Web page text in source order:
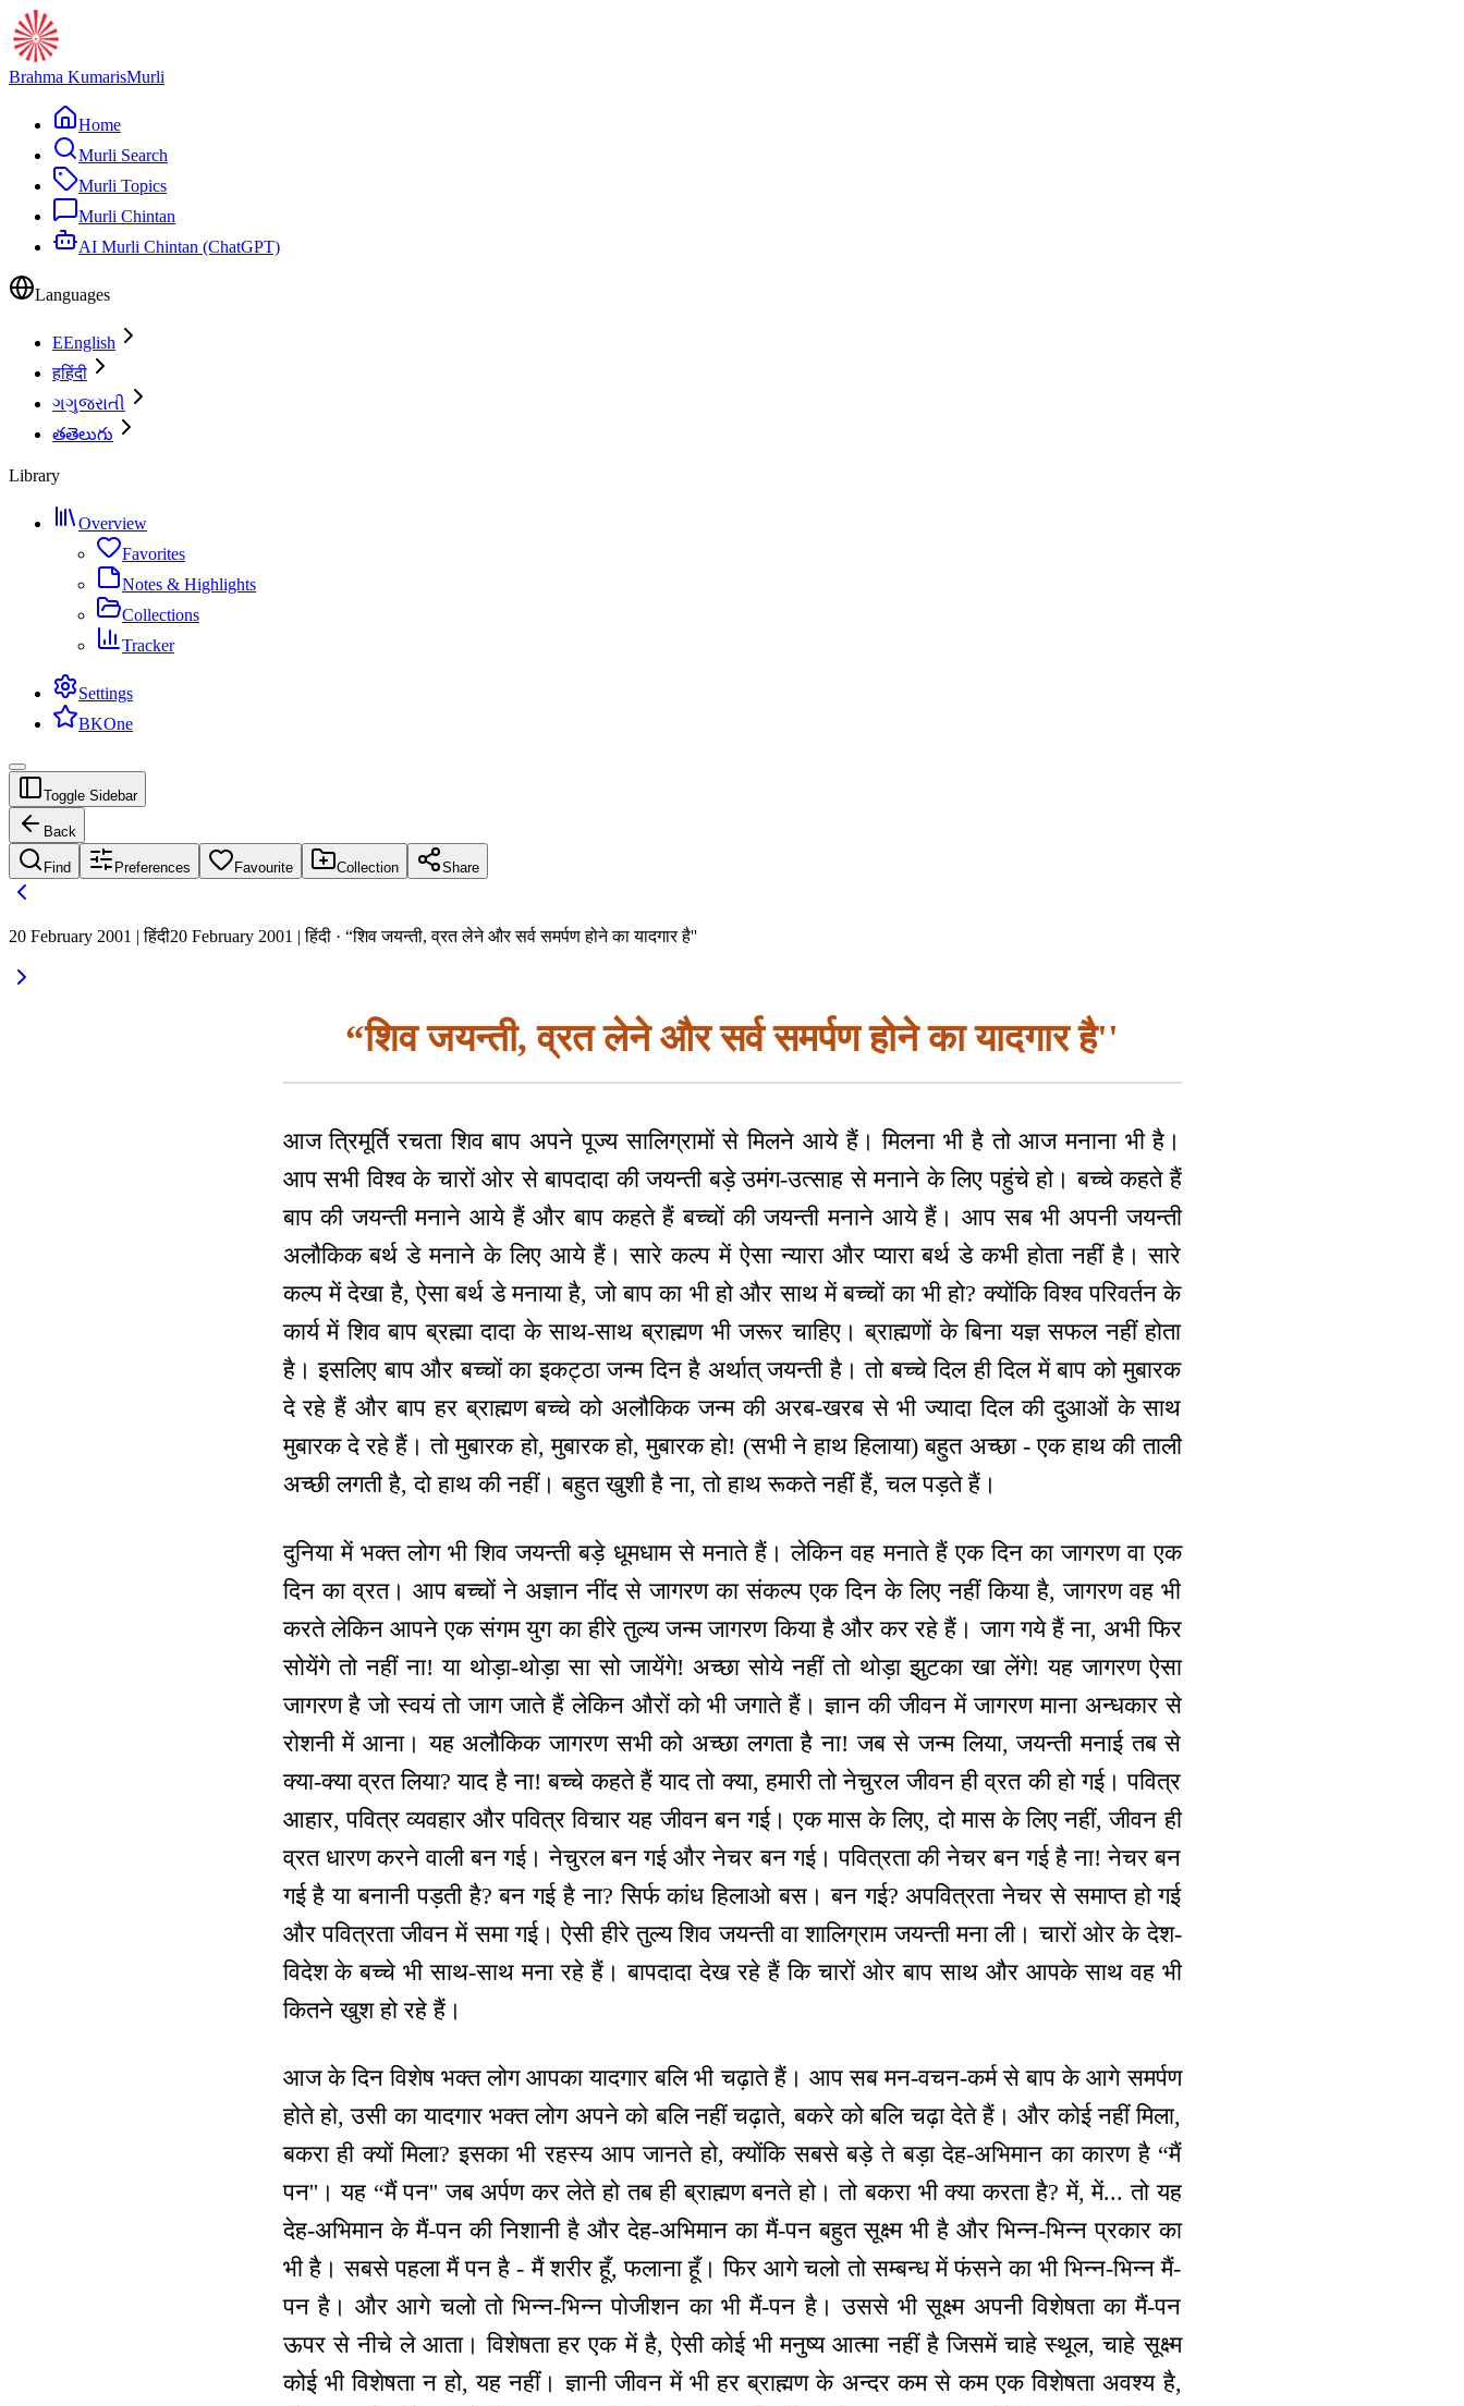
Brahma KumarisMurli
Home
Murli Search
Murli Topics
Murli Chintan
AI Murli Chintan (ChatGPT)
Languages
EEnglish
हहिंदी
ગગુજરાતી
తతెలుగు
Library
Overview
Favorites
Notes & Highlights
Collections
Tracker
Settings
BKOne
Toggle Sidebar
Back
Find Preferences Favourite Collection Share
20 February 2001 | हिंदी20 February 2001 | हिंदी · “शिव जयन्ती, व्रत लेने और सर्व समर्पण होने का यादगार है''
“शिव जयन्ती, व्रत लेने और सर्व समर्पण होने का यादगार है''
आज त्रिमूर्ति रचता शिव बाप अपने पूज्य सालिग्रामों से मिलने आये हैं। मिलना भी है तो आज मनाना भी है।
आप सभी विश्व के चारों ओर से बापदादा की जयन्ती बड़े उमंग-उत्साह से मनाने के लिए पहुंचे हो। बच्चे कहते हैं
बाप की जयन्ती मनाने आये हैं और बाप कहते हैं बच्चों की जयन्ती मनाने आये हैं। आप सब भी अपनी जयन्ती
अलौकिक बर्थ डे मनाने के लिए आये हैं। सारे कल्प में ऐसा न्यारा और प्यारा बर्थ डे कभी होता नहीं है। सारे
कल्प में देखा है, ऐसा बर्थ डे मनाया है, जो बाप का भी हो और साथ में बच्चों का भी हो? क्योंकि विश्व परिवर्तन के
कार्य में शिव बाप ब्रह्मा दादा के साथ-साथ ब्राह्मण भी जरूर चाहिए। ब्राह्मणों के बिना यज्ञ सफल नहीं होता
है। इसलिए बाप और बच्चों का इकट्ठा जन्म दिन है अर्थात् जयन्ती है। तो बच्चे दिल ही दिल में बाप को मुबारक
दे रहे हैं और बाप हर ब्राह्मण बच्चे को अलौकिक जन्म की अरब-खरब से भी ज्यादा दिल की दुआओं के साथ
मुबारक दे रहे हैं। तो मुबारक हो, मुबारक हो, मुबारक हो! (सभी ने हाथ हिलाया) बहुत अच्छा - एक हाथ की ताली
अच्छी लगती है, दो हाथ की नहीं। बहुत खुशी है ना, तो हाथ रूकते नहीं हैं, चल पड़ते हैं।
दुनिया में भक्त लोग भी शिव जयन्ती बड़े धूमधाम से मनाते हैं। लेकिन वह मनाते हैं एक दिन का जागरण वा एक
दिन का व्रत। आप बच्चों ने अज्ञान नींद से जागरण का संकल्प एक दिन के लिए नहीं किया है, जागरण वह भी
करते लेकिन आपने एक संगम युग का हीरे तुल्य जन्म जागरण किया है और कर रहे हैं। जाग गये हैं ना, अभी फिर
सोयेंगे तो नहीं ना! या थोड़ा-थोड़ा सा सो जायेंगे! अच्छा सोये नहीं तो थोड़ा झुटका खा लेंगे! यह जागरण ऐसा
जागरण है जो स्वयं तो जाग जाते हैं लेकिन औरों को भी जगाते हैं। ज्ञान की जीवन में जागरण माना अन्धकार से
रोशनी में आना। यह अलौकिक जागरण सभी को अच्छा लगता है ना! जब से जन्म लिया, जयन्ती मनाई तब से
क्या-क्या व्रत लिया? याद है ना! बच्चे कहते हैं याद तो क्या, हमारी तो नेचुरल जीवन ही व्रत की हो गई। पवित्र
आहार, पवित्र व्यवहार और पवित्र विचार यह जीवन बन गई। एक मास के लिए, दो मास के लिए नहीं, जीवन ही
व्रत धारण करने वाली बन गई। नेचुरल बन गई और नेचर बन गई। पवित्रता की नेचर बन गई है ना! नेचर बन
गई है या बनानी पड़ती है? बन गई है ना? सिर्फ कांध हिलाओ बस। बन गई? अपवित्रता नेचर से समाप्त हो गई
और पवित्रता जीवन में समा गई। ऐसी हीरे तुल्य शिव जयन्ती वा शालिग्राम जयन्ती मना ली। चारों ओर के देश-
विदेश के बच्चे भी साथ-साथ मना रहे हैं। बापदादा देख रहे हैं कि चारों ओर बाप साथ और आपके साथ वह भी
कितने खुश हो रहे हैं।
आज के दिन विशेष भक्त लोग आपका यादगार बलि भी चढ़ाते हैं। आप सब मन-वचन-कर्म से बाप के आगे समर्पण
होते हो, उसी का यादगार भक्त लोग अपने को बलि नहीं चढ़ाते, बकरे को बलि चढ़ा देते हैं। और कोई नहीं मिला,
बकरा ही क्यों मिला? इसका भी रहस्य आप जानते हो, क्योंकि सबसे बड़े ते बड़ा देह-अभिमान का कारण है “मैं
पन''। यह “मैं पन'' जब अर्पण कर लेते हो तब ही ब्राह्मण बनते हो। तो बकरा भी क्या करता है? में, में... तो यह
देह-अभिमान के मैं-पन की निशानी है और देह-अभिमान का मैं-पन बहुत सूक्ष्म भी है और भिन्न-भिन्न प्रकार का
भी है। सबसे पहला मैं पन है - मैं शरीर हूँ, फलाना हूँ। फिर आगे चलो तो सम्बन्ध में फंसने का भी भिन्न-भिन्न मैं-
पन है। और आगे चलो तो भिन्न-भिन्न पोजीशन का भी मैं-पन है। उससे भी सूक्ष्म अपनी विशेषता का मैं-पन
ऊपर से नीचे ले आता। विशेषता हर एक में है, ऐसी कोई भी मनुष्य आत्मा नहीं है जिसमें चाहे स्थूल, चाहे सूक्ष्म
कोई भी विशेषता न हो, यह नहीं। ज्ञानी जीवन में भी हर ब्राह्मण के अन्दर कम से कम एक विशेषता अवश्य है,